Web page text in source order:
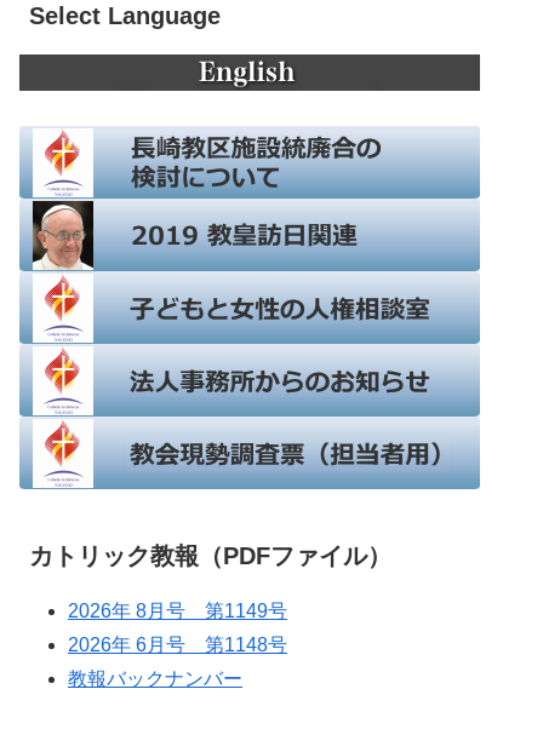
Select Language
カトリック教報（PDFファイル）
2026年 8月号 第1149号
2026年 6月号 第1148号
教報バックナンバー